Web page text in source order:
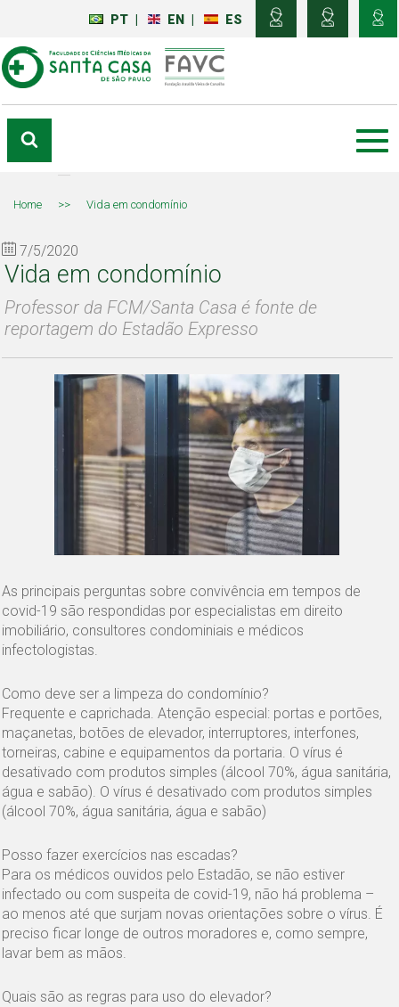
PT EN ES
Home >> Vida em condomínio
7/5/2020
Vida em condomínio
Professor da FCM/Santa Casa é fonte de
reportagem do Estadão Expresso
As principais perguntas sobre convivência em tempos de
covid-19 são respondidas por especialistas em direito
imobiliário, consultores condominiais e médicos
infectologistas.
Como deve ser a limpeza do condomínio?
Frequente e caprichada. Atenção especial: portas e portões,
maçanetas, botões de elevador, interruptores, interfones,
torneiras, cabine e equipamentos da portaria. O vírus é
desativado com produtos simples (álcool 70%, água sanitária,
água e sabão). O vírus é desativado com produtos simples
(álcool 70%, água sanitária, água e sabão)
Posso fazer exercícios nas escadas?
Para os médicos ouvidos pelo Estadão, se não estiver
infectado ou com suspeita de covid-19, não há problema –
ao menos até que surjam novas orientações sobre o vírus. É
preciso ficar longe de outros moradores e, como sempre,
lavar bem as mãos.
Quais são as regras para uso do elevador?